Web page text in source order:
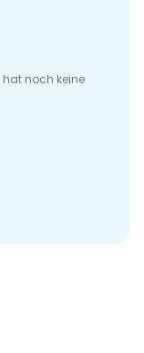
hat noch keine